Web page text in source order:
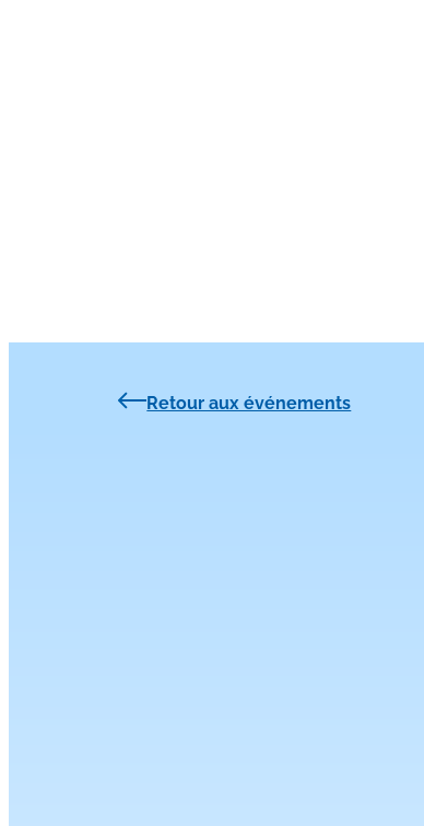
Retour aux événements